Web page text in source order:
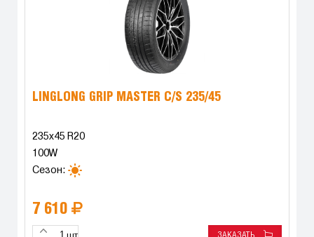
LINGLONG GRIP MASTER C/S 235/45
235x45 R20
100W
Сезон:
7 610
шт ЗАКАЗАТЬ